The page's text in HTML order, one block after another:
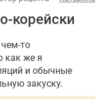
корейски
то
как же я
и обычные
закуску.